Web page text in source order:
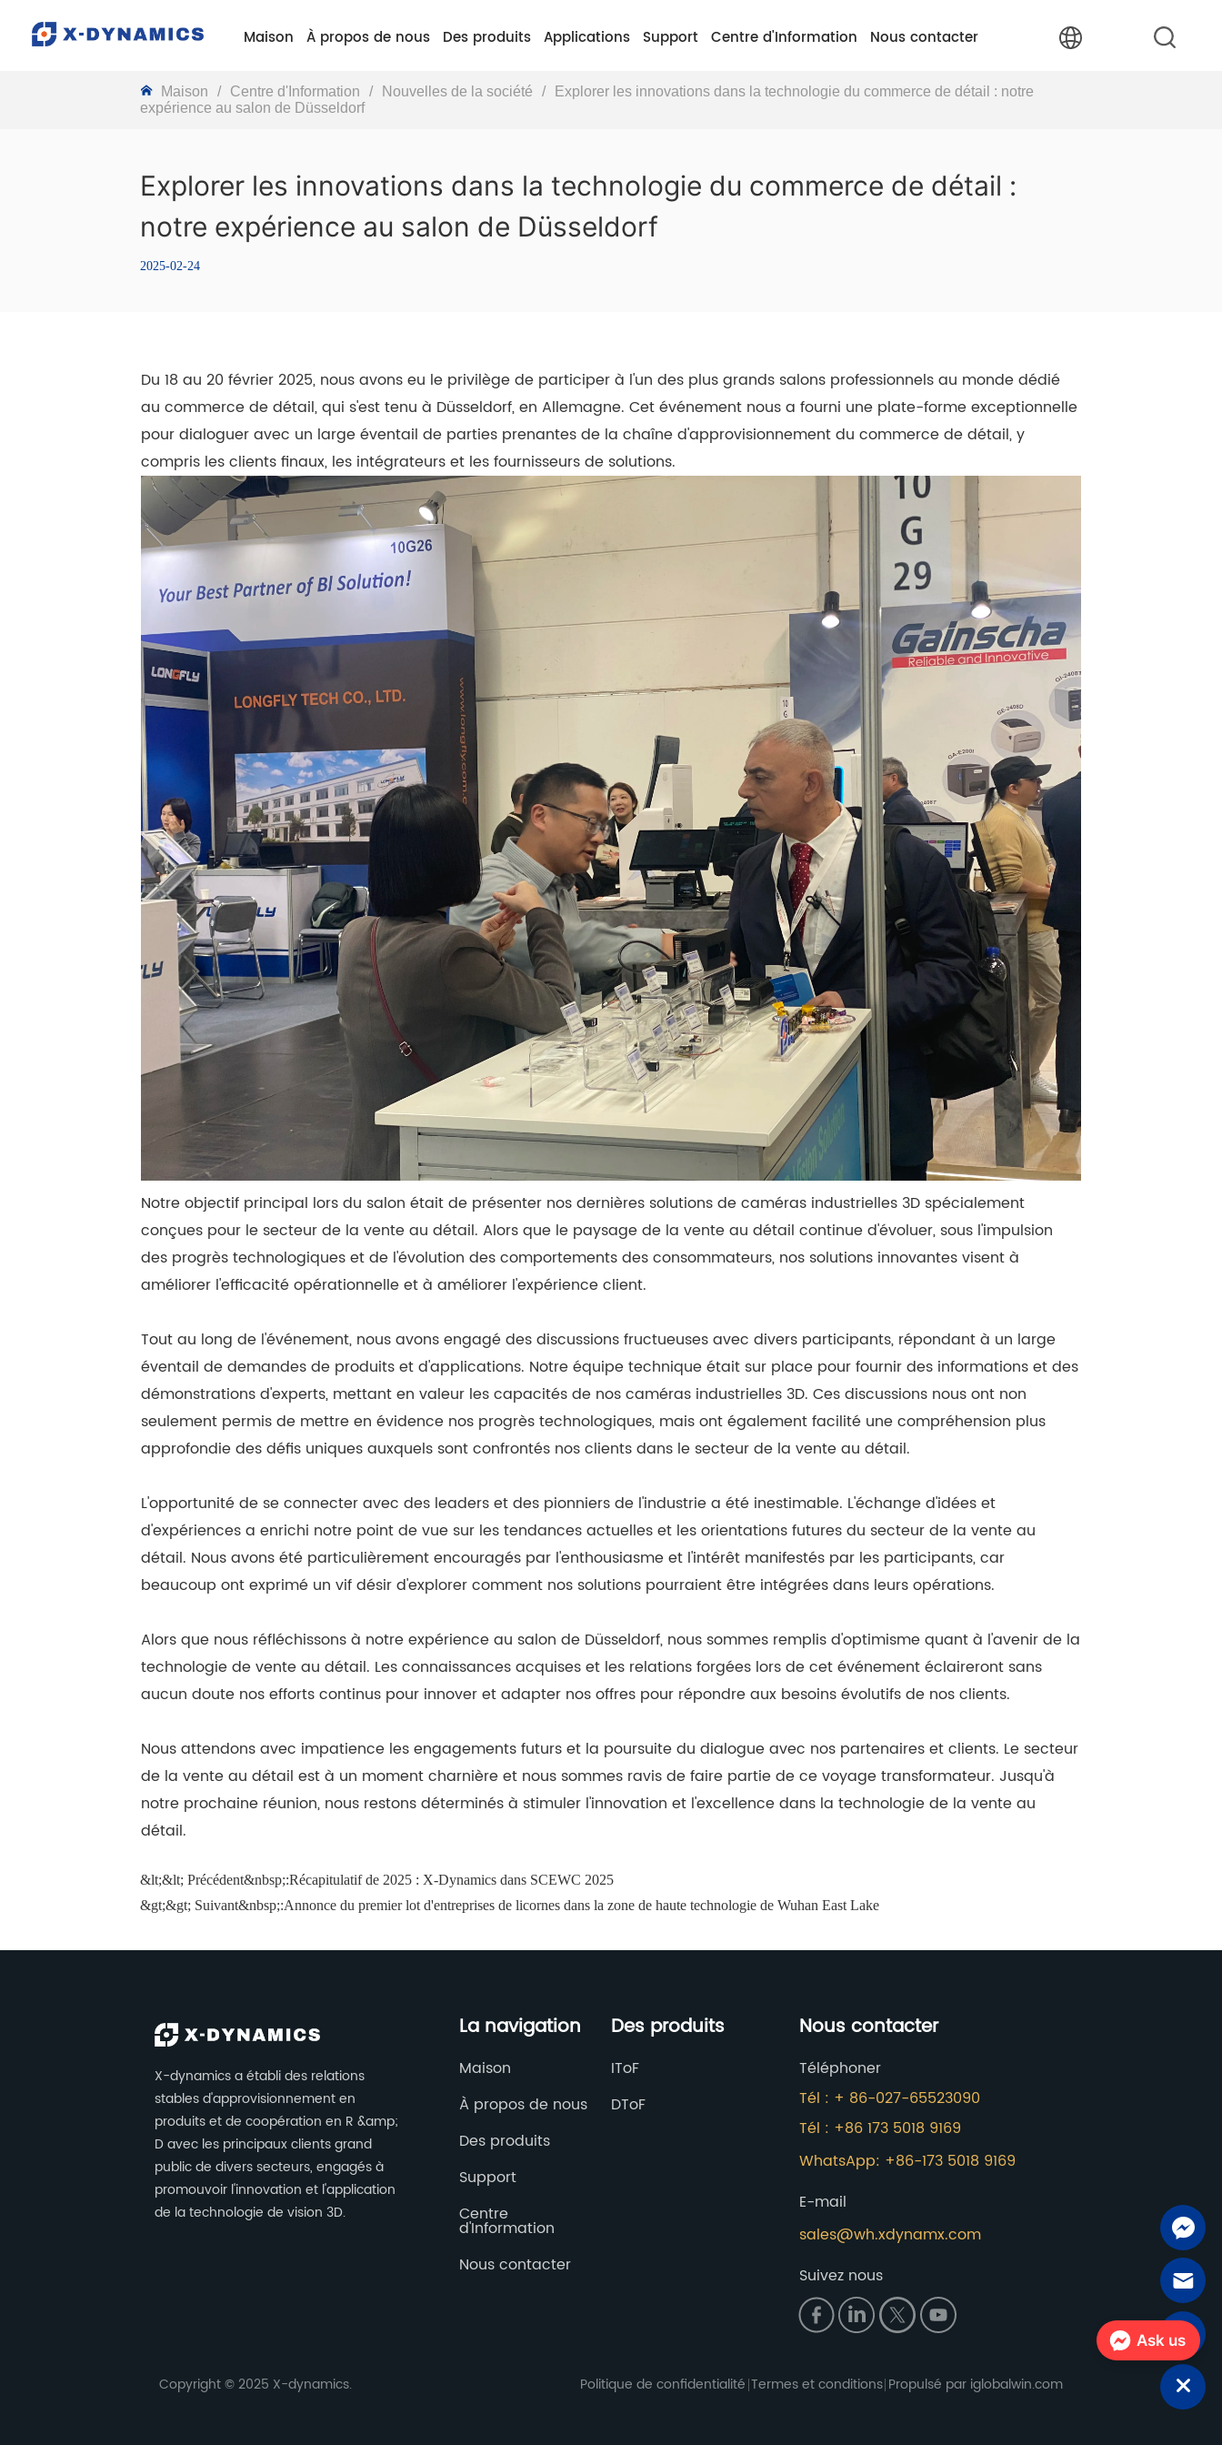
Maison À propos de nous Des produits Applications Support Centre d'Information Nous contacter
Maison / Centre d'Information / Nouvelles de la société /
Explorer les innovations dans la technologie du commerce de détail : notre
expérience au salon de Düsseldorf
Explorer les innovations dans la technologie du commerce de détail :
notre expérience au salon de Düsseldorf
2025-02-24
Du 18 au 20 février 2025, nous avons eu le privilège de participer à l'un des plus grands salons professionnels au monde dédié
au commerce de détail, qui s'est tenu à Düsseldorf, en Allemagne. Cet événement nous a fourni une plate-forme exceptionnelle
pour dialoguer avec un large éventail de parties prenantes de la chaîne d'approvisionnement du commerce de détail, y
compris les clients finaux, les intégrateurs et les fournisseurs de solutions.
Notre objectif principal lors du salon était de présenter nos dernières solutions de caméras industrielles 3D spécialement
conçues pour le secteur de la vente au détail. Alors que le paysage de la vente au détail continue d'évoluer, sous l'impulsion
des progrès technologiques et de l'évolution des comportements des consommateurs, nos solutions innovantes visent à
améliorer l'efficacité opérationnelle et à améliorer l'expérience client.
Tout au long de l'événement, nous avons engagé des discussions fructueuses avec divers participants, répondant à un large
éventail de demandes de produits et d'applications. Notre équipe technique était sur place pour fournir des informations et des
démonstrations d'experts, mettant en valeur les capacités de nos caméras industrielles 3D. Ces discussions nous ont non
seulement permis de mettre en évidence nos progrès technologiques, mais ont également facilité une compréhension plus
approfondie des défis uniques auxquels sont confrontés nos clients dans le secteur de la vente au détail.
L'opportunité de se connecter avec des leaders et des pionniers de l'industrie a été inestimable. L'échange d'idées et
d'expériences a enrichi notre point de vue sur les tendances actuelles et les orientations futures du secteur de la vente au
détail. Nous avons été particulièrement encouragés par l'enthousiasme et l'intérêt manifestés par les participants, car
beaucoup ont exprimé un vif désir d'explorer comment nos solutions pourraient être intégrées dans leurs opérations.
Alors que nous réfléchissons à notre expérience au salon de Düsseldorf, nous sommes remplis d'optimisme quant à l'avenir de la
technologie de vente au détail. Les connaissances acquises et les relations forgées lors de cet événement éclaireront sans
aucun doute nos efforts continus pour innover et adapter nos offres pour répondre aux besoins évolutifs de nos clients.
Nous attendons avec impatience les engagements futurs et la poursuite du dialogue avec nos partenaires et clients. Le secteur
de la vente au détail est à un moment charnière et nous sommes ravis de faire partie de ce voyage transformateur. Jusqu'à
notre prochaine réunion, nous restons déterminés à stimuler l'innovation et l'excellence dans la technologie de la vente au
détail.
&lt;&lt; Précédent&nbsp;:Récapitulatif de 2025 : X-Dynamics dans SCEWC 2025
&gt;&gt; Suivant&nbsp;:Annonce du premier lot d'entreprises de licornes dans la zone de haute technologie de Wuhan East Lake
X-dynamics a établi des relations
stables d'approvisionnement en
produits et de coopération en R &amp;
D avec les principaux clients grand
public de divers secteurs, engagés à
promouvoir l'innovation et l'application
de la technologie de vision 3D.
La navigation
Maison
À propos de nous
Des produits
Support
Centre
d'Information
Nous contacter
Des produits
IToF
DToF
Nous contacter
Téléphoner
Tél : + 86-027-65523090
Tél : +86 173 5018 9169
WhatsApp: +86-173 5018 9169
E-mail
sales@wh.xdynamx.com
Suivez nous
Copyright © 2025 X-dynamics. Politique de confidentialité Termes et conditions Propulsé par iglobalwin.com
Ask us